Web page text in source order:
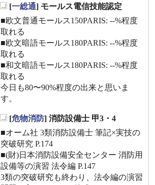
[一総通] モールス電信技能認定
■欧文普通モールス150PARIS: --%程度
取れる
■欧文暗語モールス180PARIS: --%程度
取れる
■和文暗語モールス180PARIS: --%程度
取れる
今日も80〜90%程度の出来と思いま
す。
[危物消防] 消防設備士 甲3・4
■オーム社 3類消防設備士 筆記×実技の
突破研究 P.174
■(財)日本消防設備安全センター 消防用
設備等の演習 法令編 P.147
3類の突破研究も終わり、法令編の演習